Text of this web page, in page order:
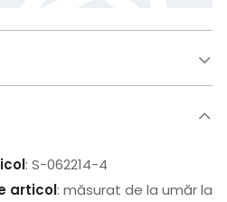
: S-062214-4
articol: măsurat de la umăr la